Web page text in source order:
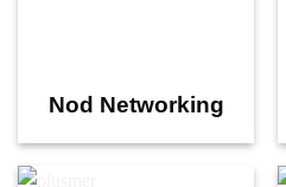
Nod Networking